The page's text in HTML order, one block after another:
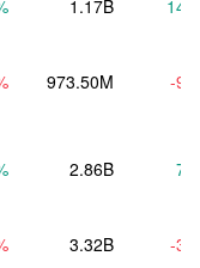
1.17B
973.50M -
2.86B
3.32B -